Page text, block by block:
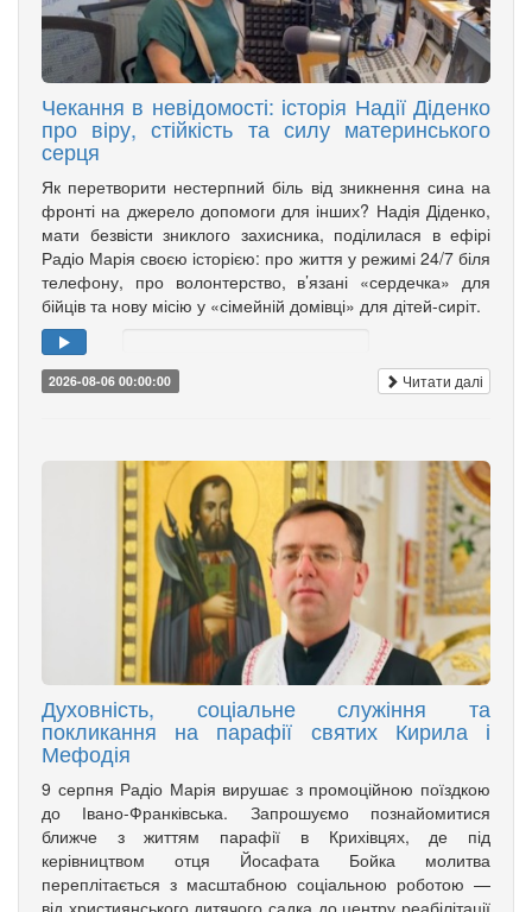
Чекання в невідомості: історія Надії Діденко
про віру, стійкість та силу материнського
серця
Як перетворити нестерпний біль від зникнення сина на
фронті на джерело допомоги для інших? Надія Діденко,
мати безвісти зниклого захисника, поділилася в ефірі
Радіо Марія своєю історією: про життя у режимі 24/7 біля
телефону, про волонтерство, в’язані «сердечка» для
бійців та нову місію у «сімейній домівці» для дітей-сиріт.
2026-08-06 00:00:00 Читати далі
Духовність, соціальне служіння та
покликання на парафії святих Кирила і
Мефодія
9 серпня Радіо Марія вирушає з промоційною поїздкою
до Івано-Франківська. Запрошуємо познайомитися
ближче з життям парафії в Крихівцях, де під
керівництвом отця Йосафата Бойка молитва
переплітається з масштабною соціальною роботою —
від християнського дитячого садка до центру реабілітації